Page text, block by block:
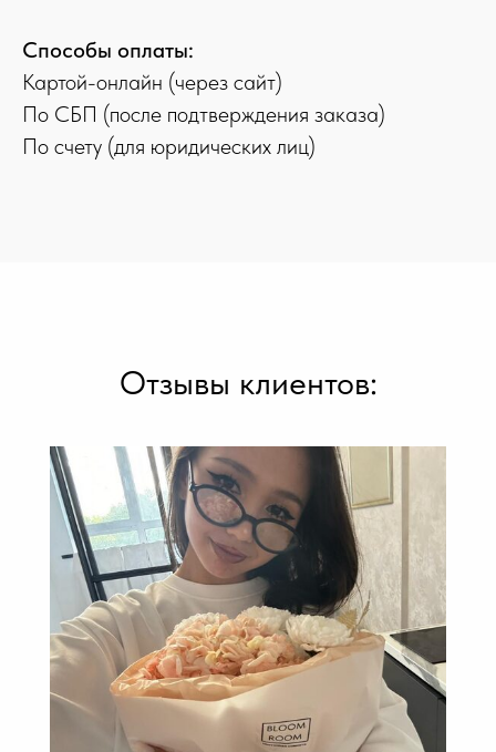
Способы оплаты:
Картой-онлайн (через сайт)
По СБП (после подтверждения заказа)
По счету (для юридических лиц)
Отзывы клиентов: